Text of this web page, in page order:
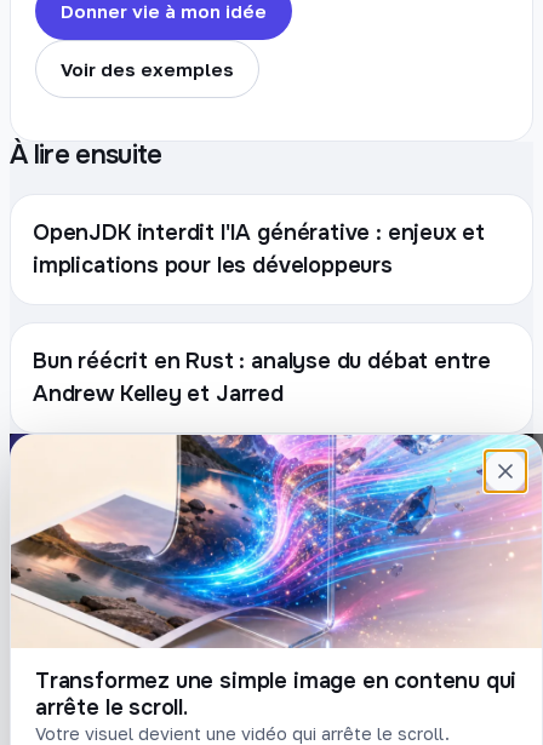
Donner vie à mon idée
Voir des exemples
À lire ensuite
OpenJDK interdit l'IA générative : enjeux et
implications pour les développeurs
Bun réécrit en Rust : analyse du débat entre
Andrew Kelley et Jarred
Transformez une simple image en contenu qui
arrête le scroll.
Votre visuel devient une vidéo qui arrête le scroll.
Plateforme française de création de
contenu avec l’IA. Demandez, Roboto crée.
DÉCOUVRIR
Prompts
Blog
Tarifs
COMPTE
Connexion
Créer un compte
Mot de passe oublié